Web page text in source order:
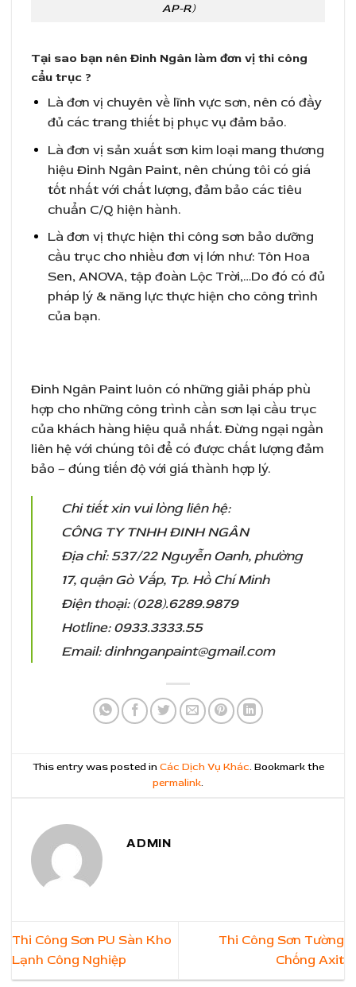
AP-R)
Tại sao bạn nên Đinh Ngân làm đơn vị thi công
cẩu trục ?
Là đơn vị chuyên về lĩnh vực sơn, nên có đầy
đủ các trang thiết bị phục vụ đảm bảo.
Là đơn vị sản xuất sơn kim loại mang thương
hiệu Đinh Ngân Paint, nên chúng tôi có giá
tốt nhất với chất lượng, đảm bảo các tiêu
chuẩn C/Q hiện hành.
Là đơn vị thực hiện thi công sơn bảo dưỡng
cầu trục cho nhiều đơn vị lớn như: Tôn Hoa
Sen, ANOVA, tập đoàn Lộc Trời,…Do đó có đủ
pháp lý & năng lực thực hiện cho công trình
của bạn.
Đinh Ngân Paint luôn có những giải pháp phù
hợp cho những công trình cần sơn lại cầu trục
của khách hàng hiệu quả nhất. Đừng ngại ngần
liên hệ với chúng tôi để có được chất lượng đảm
bảo – đúng tiến độ với giá thành hợp lý.
Chi tiết xin vui lòng liên hệ:
CÔNG TY TNHH ĐINH NGÂN
Địa chỉ: 537/22 Nguyễn Oanh, phường
17, quận Gò Vấp, Tp. Hồ Chí Minh
Điện thoại: (028).6289.9879
Hotline: 0933.3333.55
Email:dinhnganpaint@gmail.com
This entry was posted inCác Dịch Vụ Khác. Bookmark the
permalink.
ADMIN
Thi Công Sơn PU Sàn Kho
Lạnh Công Nghiệp
Thi Công Sơn Tường
Chống Axit